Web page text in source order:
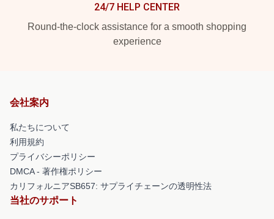
24/7 HELP CENTER
Round-the-clock assistance for a smooth shopping
experience
会社案内
私たちについて
利用規約
プライバシーポリシー
DMCA - 著作権ポリシー
カリフォルニアSB657: サプライチェーンの透明性法
当社のサポート